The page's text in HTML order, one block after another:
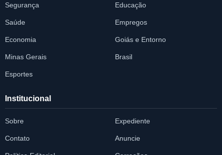
Segurança Educação
Saúde Empregos
Economia Goiás e Entorno
Minas Gerais Brasil
Esportes
Institucional
Sobre Expediente
Contato Anuncie